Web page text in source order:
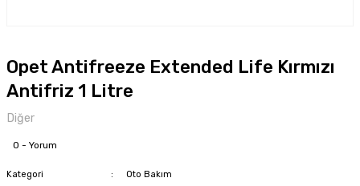
Opet Antifreeze Extended Life Kırmızı
Antifriz 1 Litre
Diğer
0 - Yorum
Kategori
Oto Bakım